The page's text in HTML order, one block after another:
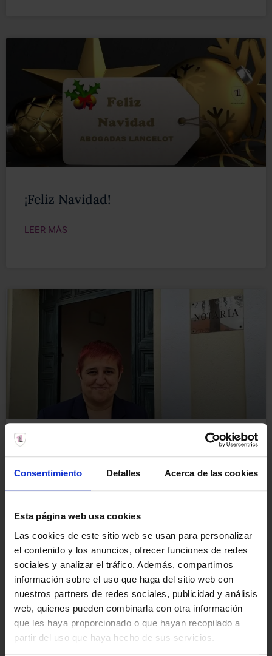
Consentimiento Detalles Acerca de las cookies
Esta página web usa cookies
Las cookies de este sitio web se usan para personalizar
el contenido y los anuncios, ofrecer funciones de redes
sociales y analizar el tráfico. Además, compartimos
información sobre el uso que haga del sitio web con
nuestros partners de redes sociales, publicidad y análisis
web, quienes pueden combinarla con otra información
que les haya proporcionado o que hayan recopilado a
partir del uso que haya hecho de sus servicios.
¡Feliz Navidad!
LEER MÁS